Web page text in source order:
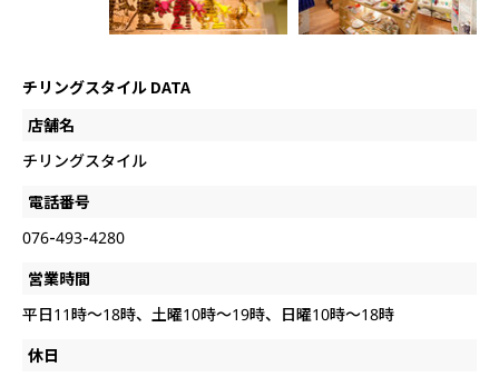
チリングスタイル DATA
店舗名
チリングスタイル
電話番号
076-493-4280
営業時間
平日11時〜18時、土曜10時〜19時、日曜10時〜18時
休日